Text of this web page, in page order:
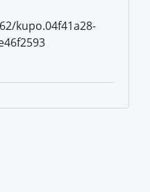
kupo.04f41a28-